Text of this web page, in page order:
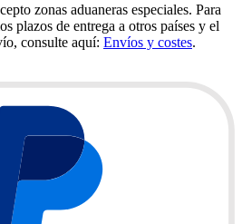
zonas aduaneras especiales. Para
plazos de entrega a otros países y el
consulte aquí: Envíos y costes.